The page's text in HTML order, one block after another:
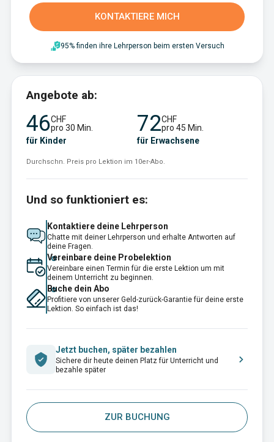
KONTAKTIERE MICH
95% finden ihre Lehrperson beim ersten Versuch
Angebote ab:
46CHF
pro 30 Min.
für Kinder
72CHF
pro 45 Min.
für Erwachsene
Durchschn. Preis pro Lektion im 10er-Abo.
Und so funktioniert es:
Kontaktiere deine Lehrperson
Chatte mit deiner Lehrperson und erhalte Antworten auf
deine Fragen.
Vereinbare deine Probelektion
Vereinbare einen Termin für die erste Lektion um mit
deinem Unterricht zu beginnen.
Buche dein Abo
Profitiere von unserer Geld-zurück-Garantie für deine erste
Lektion. So einfach ist das!
Jetzt buchen, später bezahlen
Sichere dir heute deinen Platz für Unterricht und
bezahle später
ZUR BUCHUNG